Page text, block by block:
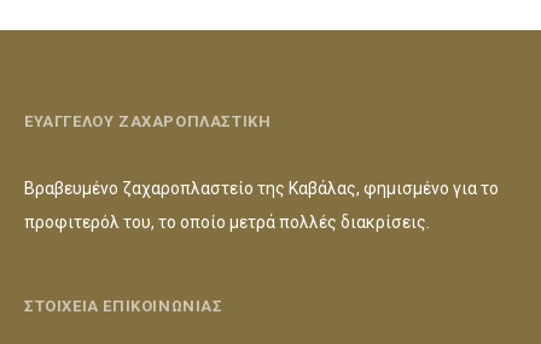
ΕΥΑΓΓΕΛΟΥ ΖΑΧΑΡΟΠΛΑΣΤΙΚΗ
Βραβευμένο ζαχαροπλαστείο της Καβάλας, φημισμένο για το
προφιτερόλ του, το οποίο μετρά πολλές διακρίσεις.
ΣΤΟΙΧΕΙΑ ΕΠΙΚΟΙΝΩΝΙΑΣ